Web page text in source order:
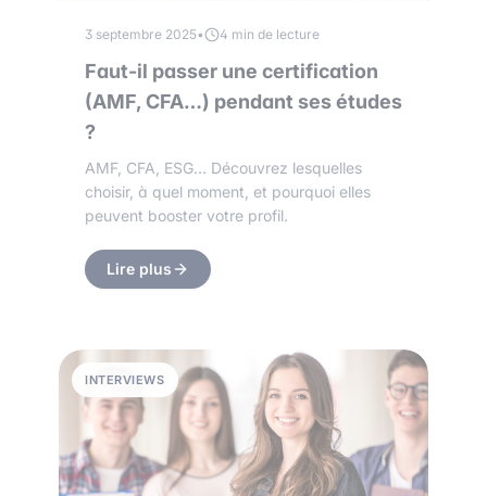
3 septembre 2025• 4 min de lecture
Faut-il passer une certification
(AMF, CFA…) pendant ses études
?
AMF, CFA, ESG… Découvrez lesquelles
choisir, à quel moment, et pourquoi elles
peuvent booster votre profil.
Lire plus
INTERVIEWS